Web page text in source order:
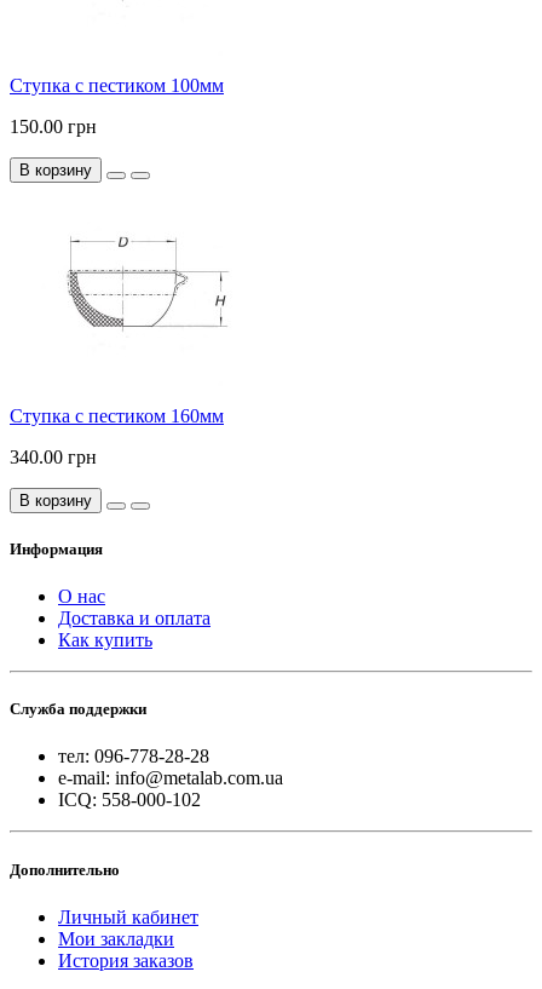
Ступка с пестиком 100мм
150.00 грн
В корзину
Ступка с пестиком 160мм
340.00 грн
В корзину
Информация
О нас
Доставка и оплата
Как купить
Служба поддержки
тел: 096-778-28-28
e-mail: info@metalab.com.ua
ICQ: 558-000-102
Дополнительно
Личный кабинет
Мои закладки
История заказов